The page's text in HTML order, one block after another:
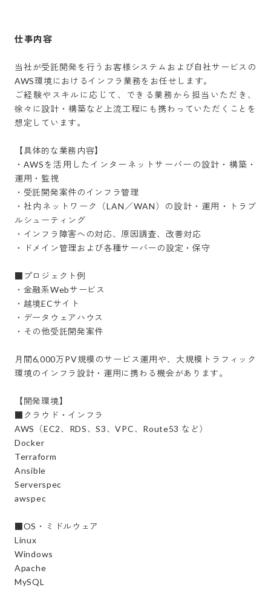
仕事内容
当社が受託開発を行うお客様システムおよび自社サービスの
AWS環境におけるインフラ業務をお任せします。
ご経験やスキルに応じて、できる業務から担当いただき、
徐々に設計・構築など上流工程にも携わっていただくことを
想定しています。
【具体的な業務内容】
・AWSを活用したインターネットサーバーの設計・構築・
運用・監視
・受託開発案件のインフラ管理
・社内ネットワーク（LAN／WAN）の設計・運用・トラブ
ルシューティング
・インフラ障害への対応、原因調査、改善対応
・ドメイン管理および各種サーバーの設定・保守
■プロジェクト例
・金融系Webサービス
・越境ECサイト
・データウェアハウス
・その他受託開発案件
月間6,000万PV規模のサービス運用や、大規模トラフィック
環境のインフラ設計・運用に携わる機会があります。
【開発環境】
■クラウド・インフラ
AWS（EC2、RDS、S3、VPC、Route53 など）
Docker
Terraform
Ansible
Serverspec
awspec
■OS・ミドルウェア
Linux
Windows
Apache
MySQL